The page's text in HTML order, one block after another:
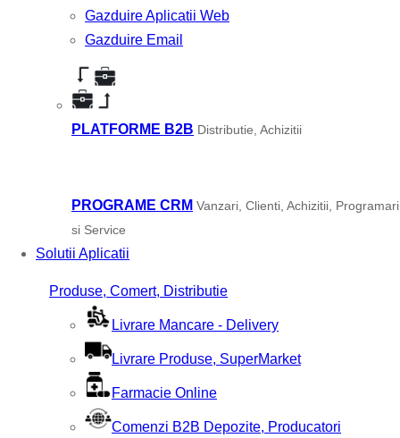
Gazduire Aplicatii Web
Gazduire Email
PLATFORME B2B Distributie, Achizitii
PROGRAME CRM Vanzari, Clienti, Achizitii, Programari
si Service
Solutii Aplicatii
Produse, Comert, Distributie
Livrare Mancare - Delivery
Livrare Produse, SuperMarket
Farmacie Online
Comenzi B2B Depozite, Producatori